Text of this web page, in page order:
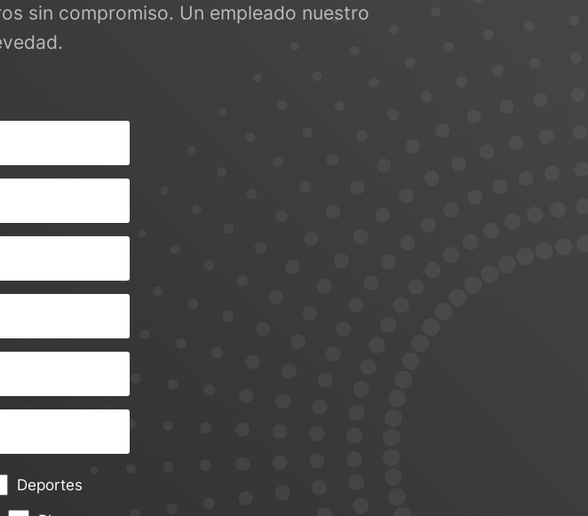
sin compromiso. Un empleado nuestro
Deportes